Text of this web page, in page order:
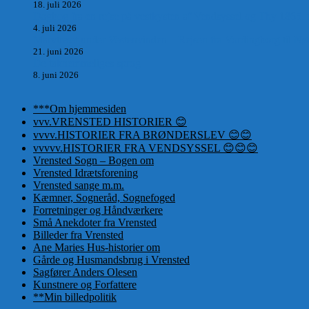
18. juli 2026
4. juli 2026
21. juni 2026
8. juni 2026
***Om hjemmesiden
vvv.VRENSTED HISTORIER 😊
vvvv.HISTORIER FRA BRØNDERSLEV 😊😊
vvvvv.HISTORIER FRA VENDSYSSEL 😊😊😊
Vrensted Sogn – Bogen om
Vrensted Idrætsforening
Vrensted sange m.m.
Kæmner, Sogneråd, Sognefoged
Forretninger og Håndværkere
Små Anekdoter fra Vrensted
Billeder fra Vrensted
Ane Maries Hus-historier om
Gårde og Husmandsbrug i Vrensted
Sagfører Anders Olesen
Kunstnere og Forfattere
**Min billedpolitik